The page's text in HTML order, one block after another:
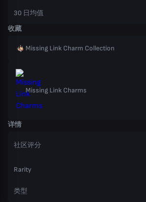
30 日均值
收藏
Missing Link Charm Collection
Missing Link Charms
详情
社区评分
Rarity
类型